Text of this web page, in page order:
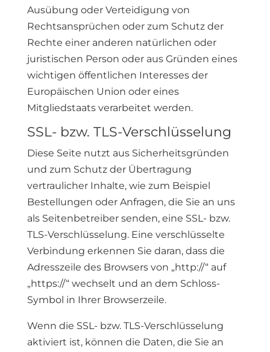
Ausübung oder Verteidigung von
Rechtsansprüchen oder zum Schutz der
Rechte einer anderen natürlichen oder
juristischen Person oder aus Gründen eines
wichtigen öffentlichen Interesses der
Europäischen Union oder eines
Mitgliedstaats verarbeitet werden.
SSL- bzw. TLS-Verschlüsselung
Diese Seite nutzt aus Sicherheitsgründen
und zum Schutz der Übertragung
vertraulicher Inhalte, wie zum Beispiel
Bestellungen oder Anfragen, die Sie an uns
als Seitenbetreiber senden, eine SSL- bzw.
TLS-Verschlüsselung. Eine verschlüsselte
Verbindung erkennen Sie daran, dass die
Adresszeile des Browsers von „http://“ auf
„https://“ wechselt und an dem Schloss-
Symbol in Ihrer Browserzeile.
Wenn die SSL- bzw. TLS-Verschlüsselung
aktiviert ist, können die Daten, die Sie an